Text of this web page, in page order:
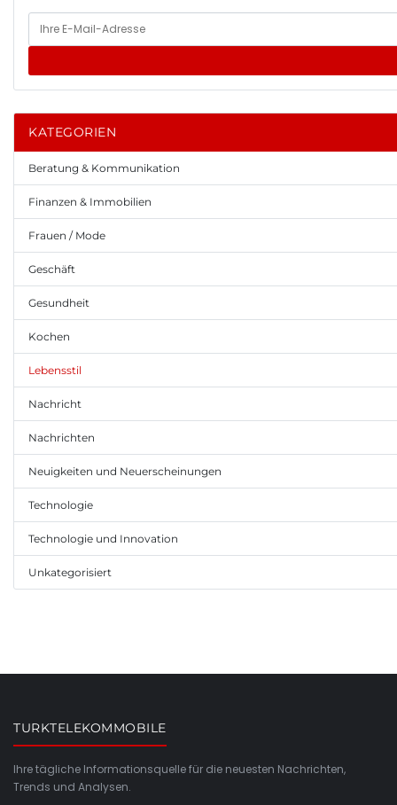
KATEGORIEN
Beratung & Kommunikation
Finanzen & Immobilien
Frauen / Mode
Geschäft
Gesundheit
Kochen
Lebensstil
Nachricht
Nachrichten
Neuigkeiten und Neuerscheinungen
Technologie
Technologie und Innovation
Unkategorisiert
TURKTELEKOMMOBILE
Ihre tägliche Informationsquelle für die neuesten Nachrichten,
Trends und Analysen.